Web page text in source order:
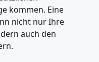
kommen. Eine
nicht nur Ihre
auch den